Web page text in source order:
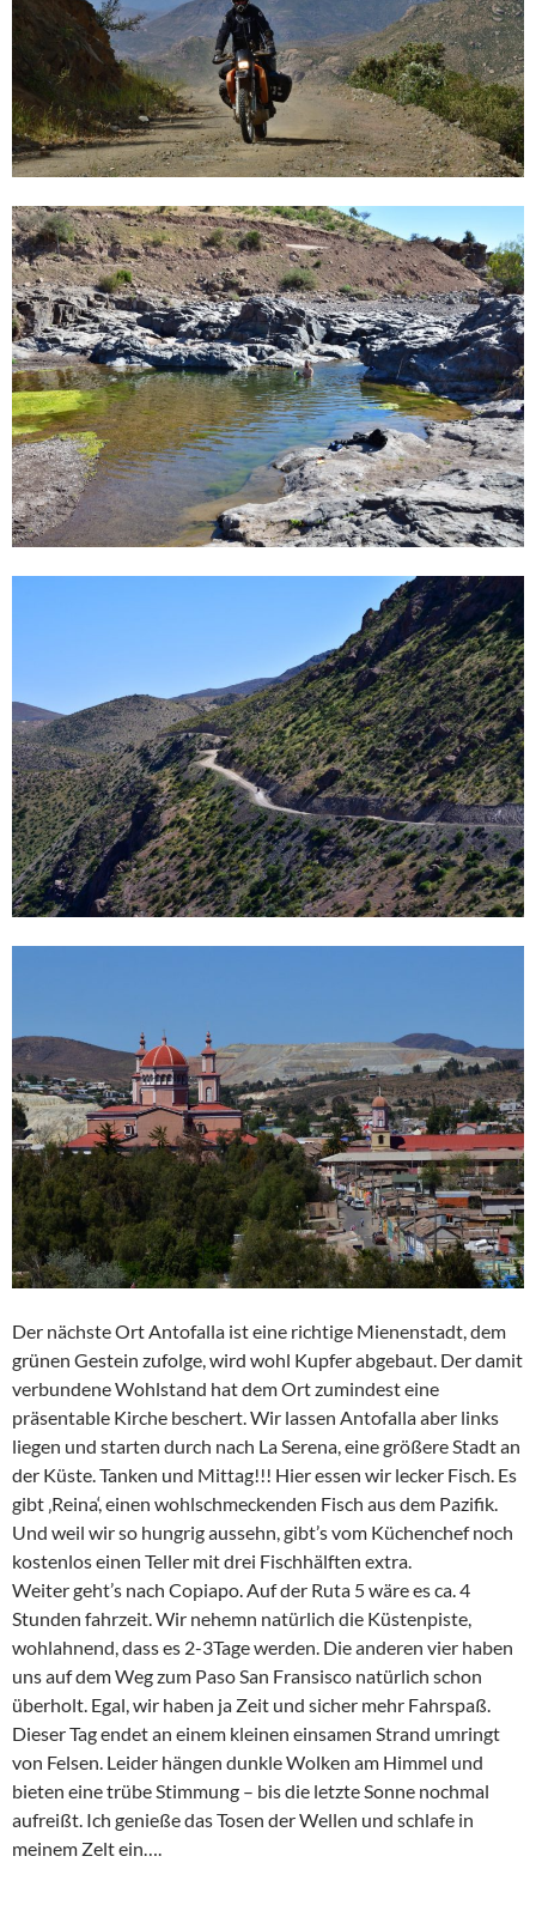
Der nächste Ort Antofalla ist eine richtige Mienenstadt, dem
grünen Gestein zufolge, wird wohl Kupfer abgebaut. Der damit
verbundene Wohlstand hat dem Ort zumindest eine
präsentable Kirche beschert. Wir lassen Antofalla aber links
liegen und starten durch nach La Serena, eine größere Stadt an
der Küste. Tanken und Mittag!!! Hier essen wir lecker Fisch. Es
gibt ‚Reina‘, einen wohlschmeckenden Fisch aus dem Pazifik.
Und weil wir so hungrig aussehn, gibt’s vom Küchenchef noch
kostenlos einen Teller mit drei Fischhälften extra.
Weiter geht’s nach Copiapo. Auf der Ruta 5 wäre es ca. 4
Stunden fahrzeit. Wir nehemn natürlich die Küstenpiste,
wohlahnend, dass es 2-3Tage werden. Die anderen vier haben
uns auf dem Weg zum Paso San Fransisco natürlich schon
überholt. Egal, wir haben ja Zeit und sicher mehr Fahrspaß.
Dieser Tag endet an einem kleinen einsamen Strand umringt
von Felsen. Leider hängen dunkle Wolken am Himmel und
bieten eine trübe Stimmung – bis die letzte Sonne nochmal
aufreißt. Ich genieße das Tosen der Wellen und schlafe in
meinem Zelt ein….